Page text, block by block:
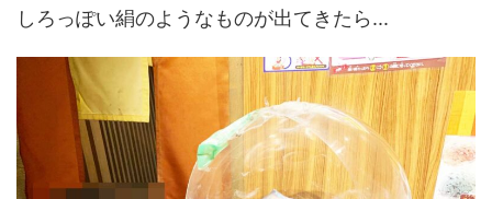
しろっぽい絹のようなものが出てきたら...